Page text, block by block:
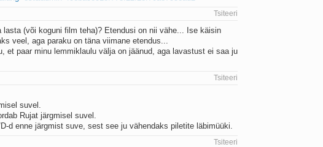
Tsiteeri
(või koguni film teha)? Etendusi on nii vähe... Ise käisin
veel, aga paraku on täna viimane etendus...
et paar minu lemmiklaulu välja on jäänud, aga lavastust ei saa ju
Tsiteeri
suvel.
Rujat järgmisel suvel.
d enne järgmist suve, sest see ju vähendaks piletite läbimüüki.
Tsiteeri